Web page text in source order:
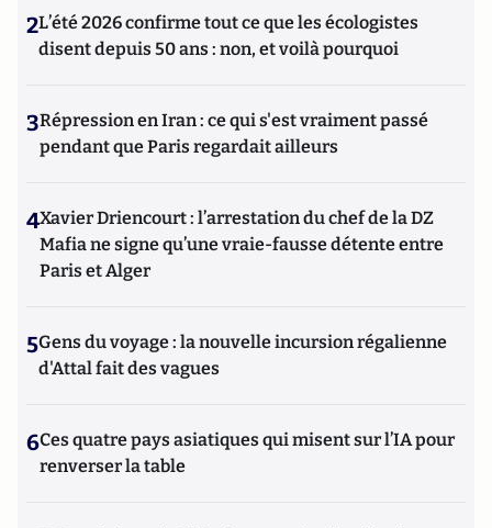
2L’été 2026 confirme tout ce que les écologistes
disent depuis 50 ans : non, et voilà pourquoi
3Répression en Iran : ce qui s'est vraiment passé
pendant que Paris regardait ailleurs
4Xavier Driencourt : l’arrestation du chef de la DZ
Mafia ne signe qu’une vraie-fausse détente entre
Paris et Alger
5Gens du voyage : la nouvelle incursion régalienne
d'Attal fait des vagues
6Ces quatre pays asiatiques qui misent sur l’IA pour
renverser la table